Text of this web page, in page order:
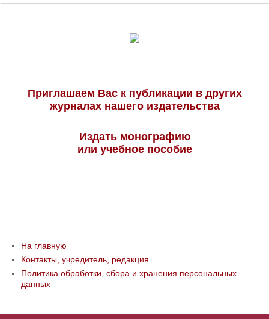
Приглашаем Вас к публикации в других
журналах нашего издательства
Издать монографию
или учебное пособие
На главную
Контакты, учредитель, редакция
Политика обработки, сбора и хранения персональных
данных